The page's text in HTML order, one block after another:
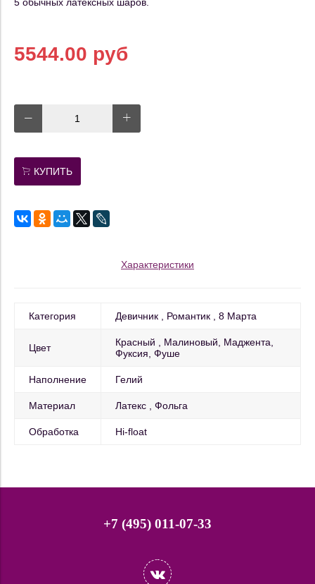
5544.00 руб
КУПИТЬ
Характеристики
Категория Девичник Романтик 8 Марта
Цвет Красный
Малиновый, Маджента,
Фуксия, Фуше
Наполнение Гелий
Материал Латекс Фольга
Обработка Hi-float
+7 (495) 011-07-33